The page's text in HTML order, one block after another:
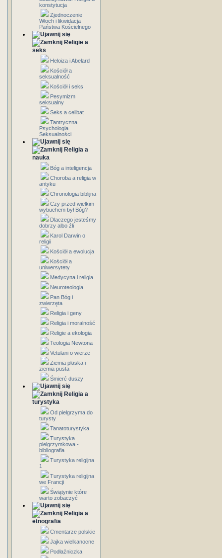
konstytucja
Zjednoczenie
Włoch i likwidacja
Państwa Kościelnego
Religie a
seks
Heloiza i Abelard
Kościół a
seksualność
Kościół i seks
Pesymizm
seksualny
Seks a celibat
Tantryczna
Psychologia
Seksualności
Religia a
nauka
Bóg a inteligencja
Choroba a religia w
antyku
Chronologia biblijna
Czy przed wielkim
wybuchem był Bóg?
Dlaczego jesteśmy
dobrzy albo źli
Karol Darwin o
religii
Kościół a ewolucja
Kościół a
uniwersytety
Medycyna i religia
Neuroteologia
Pan Bóg i
zwierzęta
Religia i geny
Religia i moralność
Religie a ekologia
Teologia Newtona
Vetulani o wierze
Ziemia płaska i
ziemia pusta
Śmierć duszy
Religia a
turystyka
Od pielgrzyma do
turysty
Tanatoturystyka
Turystyka
pielgrzymkowa -
bibliografia
Turystyka religijna
1
Turystyka religijna
we Francji
Świątynie które
warto zobaczyć
Religia a
etnografia
Cmentarze polskie
Jajka wielkanocne
Podłaźniczka